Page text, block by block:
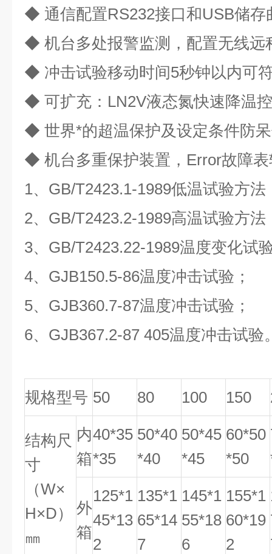
◆ 通信配置RS232接口和USB储存
◆ 机台多处报警监测，配置无线远
◆ 冲击试验移动时间5秒钟以内可
◆ 可扩充： LN2V液态氮快速降温
◆ 世界*的超温保护及设定条件防
◆ 机台多重保护装置， Error故障
1、 GB/T2423.1-1989低温试验方法
2、 GB/T2423.2-1989高温试验方法
3、 GB/T2423.22-1989温度变化试
4、 GJB150.5-86温度冲击试验；
5、 GJB360.7-87温度冲击试验；
6、 GJB367.2-87 405温度冲击试验
规格型号 50 80 100 150
结构尺
寸
（W×
H×D）
㎜
内
箱
40*35
*35
50*40
*40
50*45
*45
60*50
*50
外
箱
125*1
45*13
2
135*1
65*14
7
145*1
55*18
6
155*1
60*19
2